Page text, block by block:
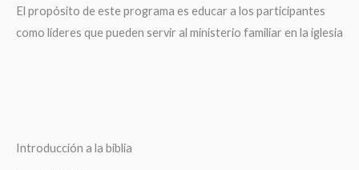
El propósito de este programa es educar a los participantes
como líderes que pueden servir al ministerio familiar en la iglesia
Introducción a la biblia